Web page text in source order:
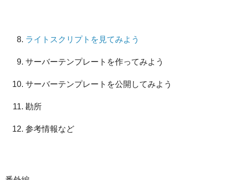
ライトスクリプトを見てみよう
サーバーテンプレートを作ってみよう
サーバーテンプレートを公開してみよう
勘所
参考情報など